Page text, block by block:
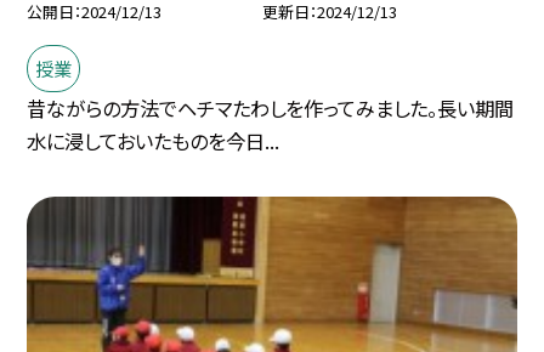
公開日 2024/12/13 更新日 2024/12/13
授業
昔ながらの方法でヘチマたわしを作ってみました。長い期間
水に浸しておいたものを今日...